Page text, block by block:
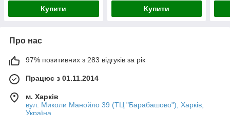
Купити Купити
Про нас
97% позитивних з 283 відгуків за рік
Працює з 01.11.2014
м. Харків
вул. Миколи Манойло 39 (ТЦ "Барабашово"), Харків,
Україна